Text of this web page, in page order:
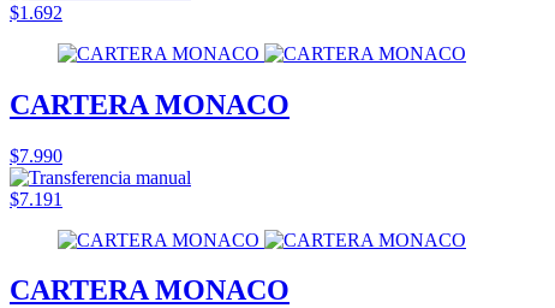
$1.692
CARTERA MONACO
$7.990
$7.191
CARTERA MONACO